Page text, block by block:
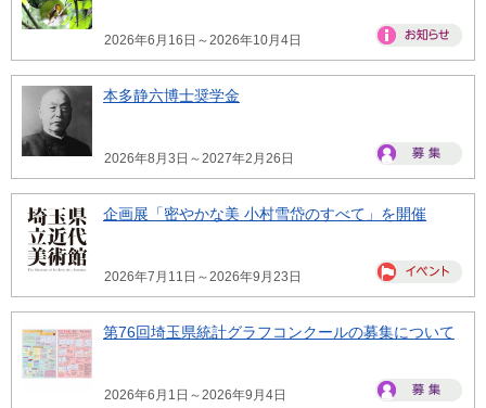
2026年6月16日～2026年10月4日
本多静六博士奨学金
2026年8月3日～2027年2月26日
企画展「密やかな美 小村雪岱のすべて」を開催
2026年7月11日～2026年9月23日
第76回埼玉県統計グラフコンクールの募集について
2026年6月1日～2026年9月4日